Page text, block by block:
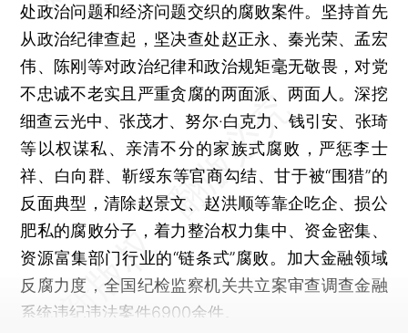
处政治问题和经济问题交织的腐败案件。坚持首先
从政治纪律查起，坚决查处赵正永、秦光荣、孟宏
伟、陈刚等对政治纪律和政治规矩毫无敬畏，对党
不忠诚不老实且严重贪腐的两面派、两面人。深挖
细查云光中、张茂才、努尔·白克力、钱引安、张琦
等以权谋私、亲清不分的家族式腐败，严惩李士
祥、白向群、靳绥东等官商勾结、甘于被“围猎”的
反面典型，清除赵景文、赵洪顺等靠企吃企、损公
肥私的腐败分子，着力整治权力集中、资金密集、
资源富集部门行业的“链条式”腐败。加大金融领域
反腐力度，全国纪检监察机关共立案审查调查金融
系统违纪违法案件6900余件。